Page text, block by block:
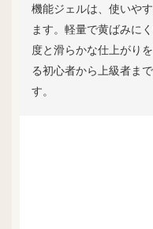
機能ジェルは、使いや
ます。軽量で黄ばみに
度と滑らかな仕上がり
る初心者から上級者ま
す。